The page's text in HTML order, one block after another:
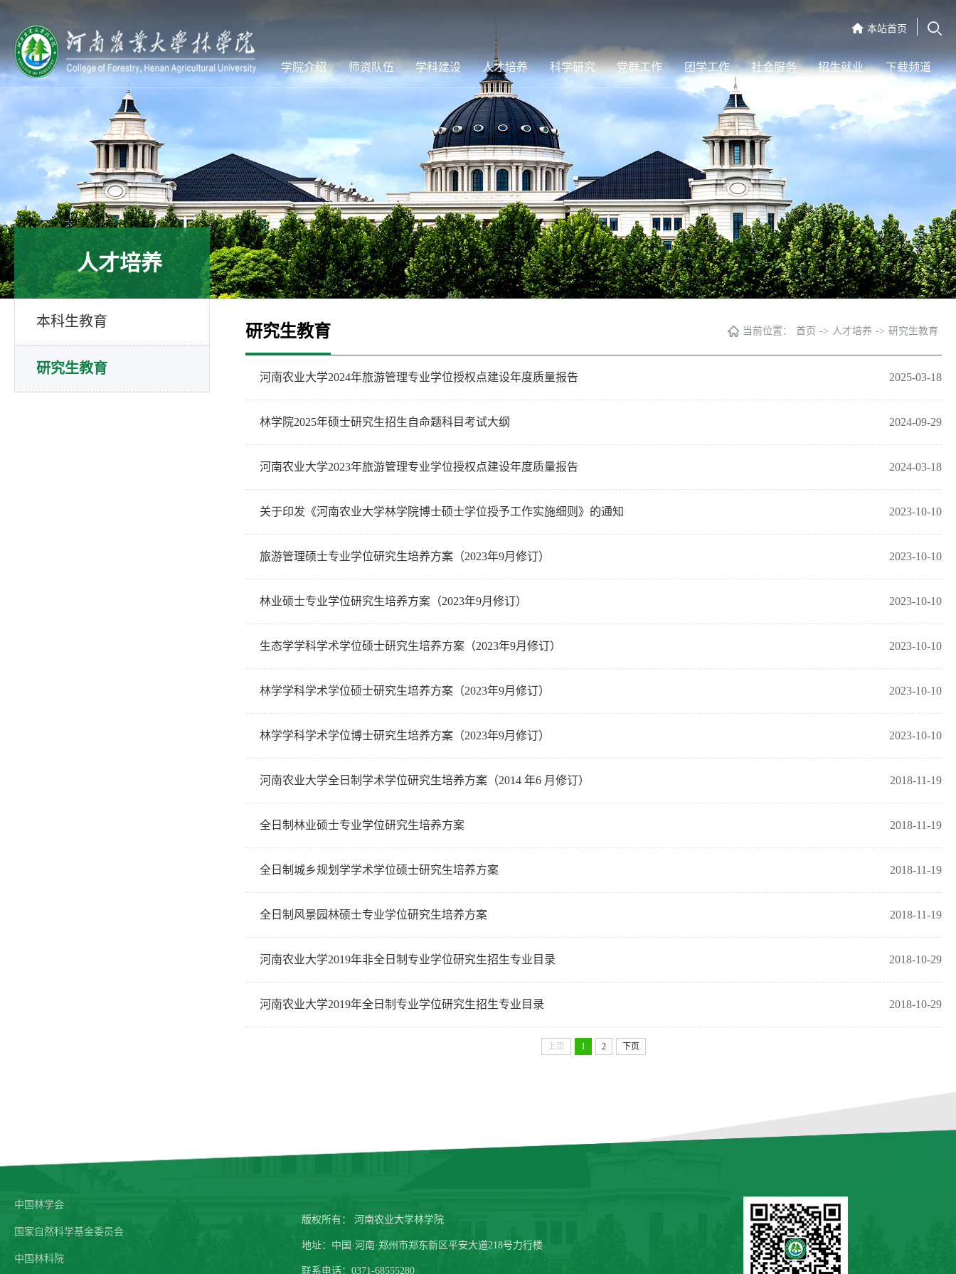
本站首页
学院介绍 师资队伍 学科建设 人才培养 科学研究 党群工作 团学工作 社会服务 招生就业 下载频道
人才培养
本科生教育
研究生教育
研究生教育 当前位置： 首页 -> 人才培养 -> 研究生教育
2025-03-18
河南农业大学2024年旅游管理专业学位授权点建设年度质量报告
2024-09-29
林学院2025年硕士研究生招生自命题科目考试大纲
2024-03-18
河南农业大学2023年旅游管理专业学位授权点建设年度质量报告
2023-10-10
关于印发《河南农业大学林学院博士硕士学位授予工作实施细则》的通知
2023-10-10
旅游管理硕士专业学位研究生培养方案（2023年9月修订）
2023-10-10
林业硕士专业学位研究生培养方案（2023年9月修订）
2023-10-10
生态学学科学术学位硕士研究生培养方案（2023年9月修订）
2023-10-10
林学学科学术学位硕士研究生培养方案（2023年9月修订）
2023-10-10
林学学科学术学位博士研究生培养方案（2023年9月修订）
2018-11-19
河南农业大学全日制学术学位研究生培养方案（2014 年6 月修订）
2018-11-19
全日制林业硕士专业学位研究生培养方案
2018-11-19
全日制城乡规划学学术学位硕士研究生培养方案
2018-11-19
全日制风景园林硕士专业学位研究生培养方案
2018-10-29
河南农业大学2019年非全日制专业学位研究生招生专业目录
2018-10-29
河南农业大学2019年全日制专业学位研究生招生专业目录
上页 1 2 下页
中国林学会
国家自然科学基金委员会
中国林科院
版权所有： 河南农业大学林学院
地址：中国·河南·郑州市郑东新区平安大道218号力行楼
联系电话：0371-68555280